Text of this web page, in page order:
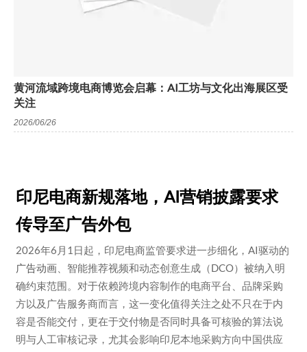
黄河流域跨境电商博览会启幕：AI工坊与文化出海展区受
关注
2026/06/26
印尼电商新规落地，AI营销披露要求
传导至广告外包
2026年6月1日起，印尼电商监管要求进一步细化，AI驱动的
广告动画、智能推荐视频和动态创意生成（DCO）被纳入明
确约束范围。对于依赖跨境内容制作的电商平台、品牌采购
方以及广告服务商而言，这一变化值得关注之处不只在于内
容是否能交付，更在于交付物是否同时具备可核验的算法说
明与人工审核记录，尤其会影响印尼本地采购方向中国供应